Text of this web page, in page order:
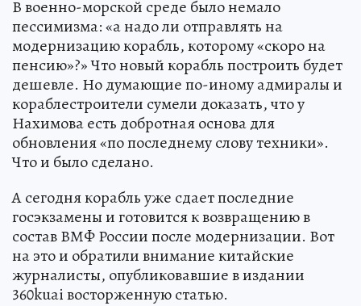
В военно-морской среде было немало
пессимизма: «а надо ли отправлять на
модернизацию корабль, которому «скоро на
пенсию»?» Что новый корабль построить будет
дешевле. Но думающие по-иному адмиралы и
кораблестроители сумели доказать, что у
Нахимова есть добротная основа для
обновления «по последнему слову техники».
Что и было сделано.
А сегодня корабль уже сдает последние
госэкзамены и готовится к возвращению в
состав ВМФ России после модернизации. Вот
на это и обратили внимание китайские
журналисты, опубликовавшие в издании
360kuai восторженную статью.